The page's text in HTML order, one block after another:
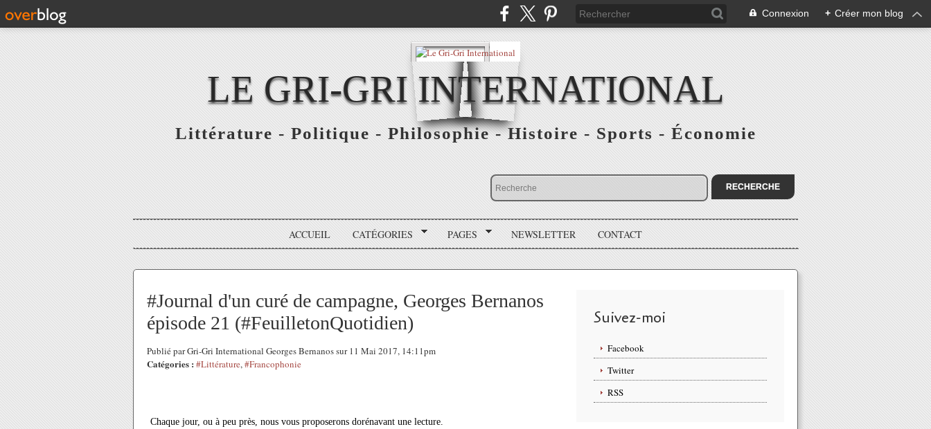
Connexion + Créer mon blog
LE GRI-GRI INTERNATIONAL
Littérature - Politique - Philosophie - Histoire - Sports - Économie
ACCUEIL CATÉGORIES PAGES NEWSLETTER CONTACT
#Journal d'un curé de campagne, Georges Bernanos
épisode 21 (#FeuilletonQuotidien)
Publié par Gri-Gri International Georges Bernanos sur 11 Mai 2017, 14:11pm
Catégories : #Littérature,#Francophonie
Chaque jour, ou à peu près, nous vous proposerons dorénavant une lecture.
Suivez-moi
Facebook
Twitter
RSS